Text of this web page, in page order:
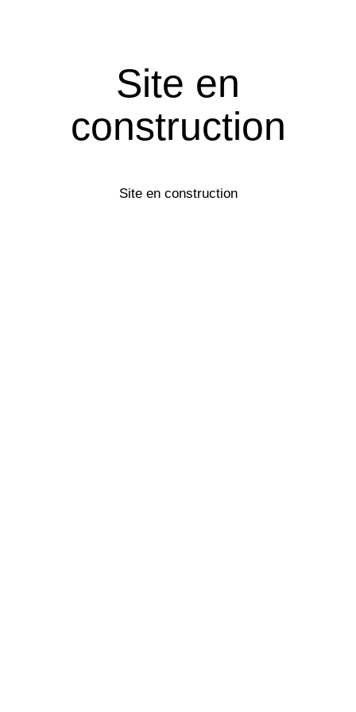
Site en
construction
Site en construction